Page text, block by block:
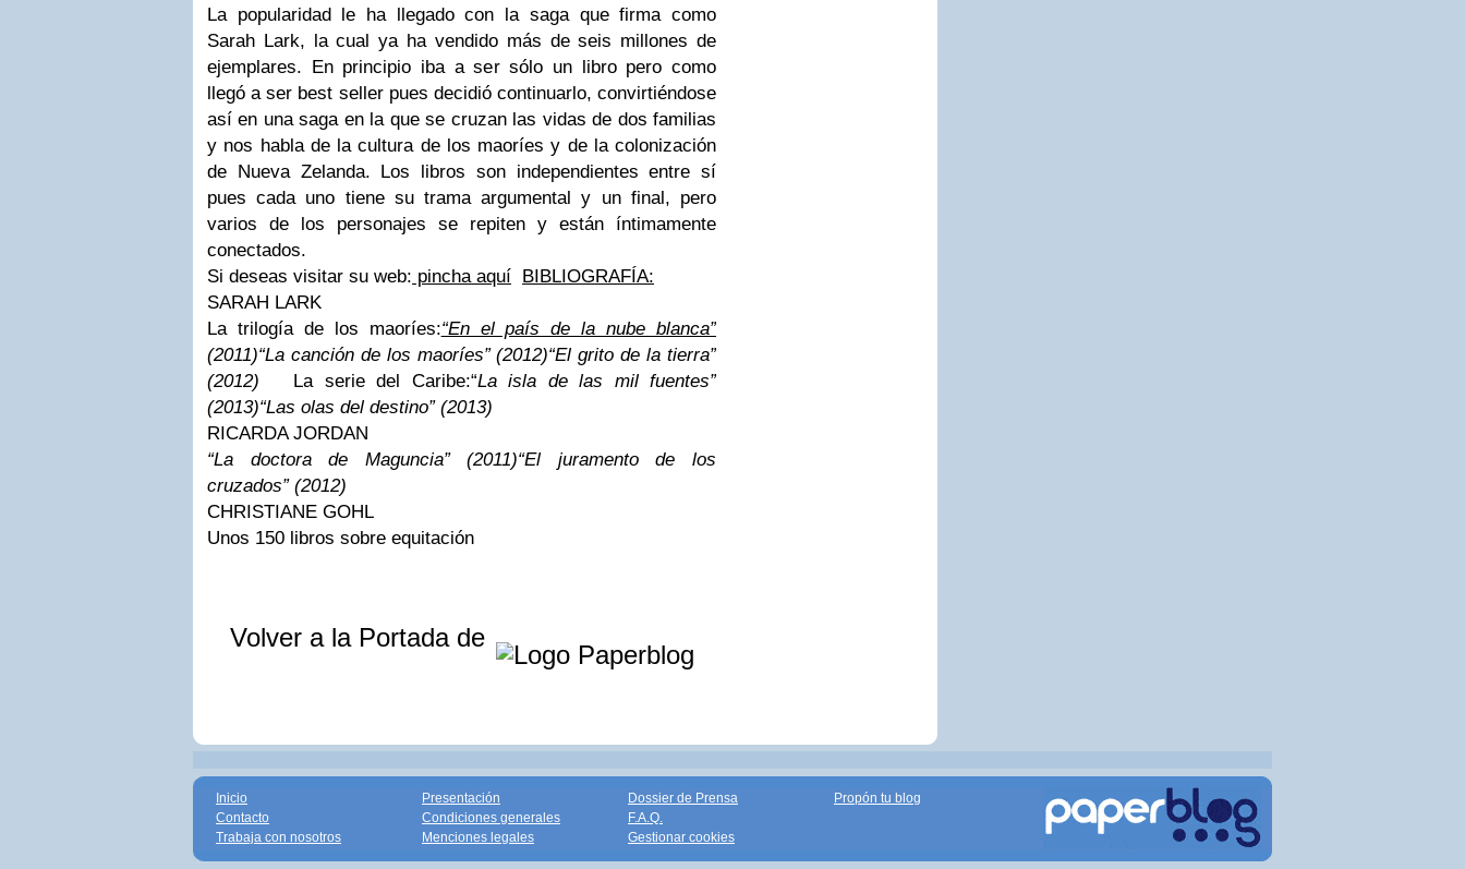
La popularidad le ha llegado con la saga que firma como
Sarah Lark, la cual ya ha vendido más de seis millones de
ejemplares. En principio iba a ser sólo un libro pero como
llegó a ser best seller pues decidió continuarlo, convirtiéndose
así en una saga en la que se cruzan las vidas de dos familias
y nos habla de la cultura de los maoríes y de la colonización
de Nueva Zelanda. Los libros son independientes entre sí
pues cada uno tiene su trama argumental y un final, pero
varios de los personajes se repiten y están íntimamente
conectados.
Si deseas visitar su web: pincha aquí BIBLIOGRAFÍA:
SARAH LARK
La trilogía de los maoríes:“En el país de la nube blanca”
(2011)“La canción de los maoríes” (2012)“El grito de la tierra”
(2012) La serie del Caribe:“La isla de las mil fuentes”
(2013)“Las olas del destino” (2013)
RICARDA JORDAN
“La doctora de Maguncia” (2011)“El juramento de los
cruzados” (2012)
CHRISTIANE GOHL
Unos 150 libros sobre equitación
Volver a la Portada de
Inicio
Contacto
Trabaja con nosotros
Presentación
Condiciones generales
Menciones legales
Dossier de Prensa
F.A.Q.
Gestionar cookies
Propón tu blog